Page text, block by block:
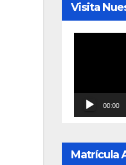
Visita
00:00
Matrícula